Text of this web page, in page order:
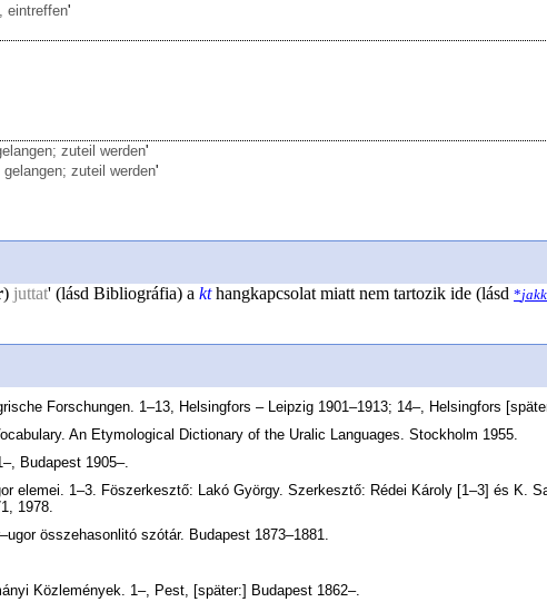
eintreffen'
zuteil werden'
gelangen; zuteil werden'
) juttat' (lásd Bibliográfia) a kthangkapcsolat miatt nem tartozik ide (lásd *
Forschungen. 1–13, Helsingfors – Leipzig 1901–1913; 14–, Helsingfors
An Etymological Dictionary of the Uralic Languages. Stockholm 1955.
Budapest 1905–.
elemei. 1–3. Föszerkesztő: Lakó György. Szerkesztő: Rédei Károly [1–3] és K.
1978.
összehasonlitó szótár. Budapest 1873–1881.
Közlemények. 1–, Pest, [später:] Budapest 1862–.